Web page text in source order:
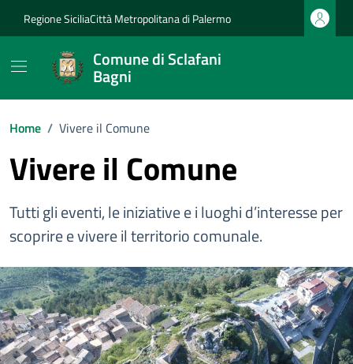
Regione SiciliaCittà Metropolitana di Palermo
Comune di Sclafani
Bagni
Home / Vivere il Comune
Vivere il Comune
Tutti gli eventi, le iniziative e i luoghi d’interesse per
scoprire e vivere il territorio comunale.